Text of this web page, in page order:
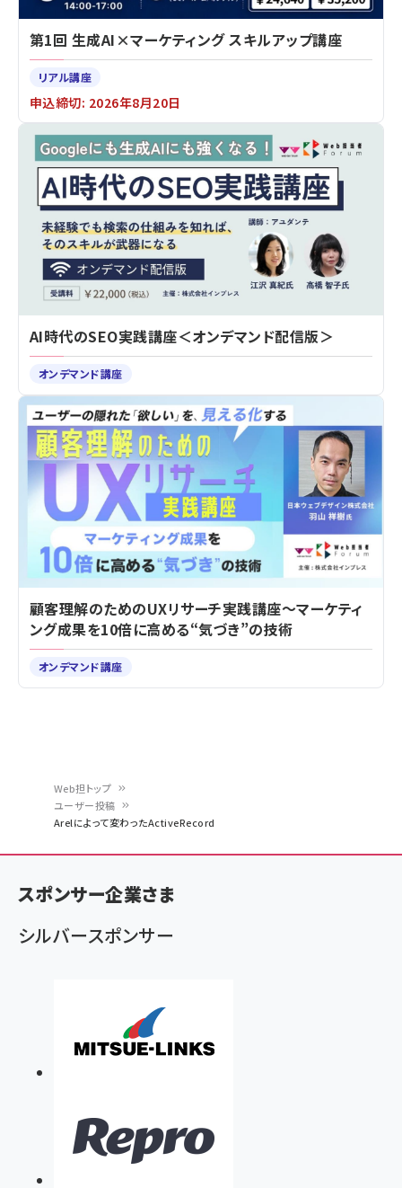
ン
く
ず
Web担トップ
ユーザー投稿
Arelによって変わったActiveRecord
第1回 生成AI×マーケティング スキルアップ講座
リアル講座
申込締切: 2026年8月20日
AI時代のSEO実践講座＜オンデマンド配信版＞
オンデマンド講座
顧客理解のためのUXリサーチ実践講座～マーケティ
ング成果を10倍に高める“気づき”の技術
オンデマンド講座
スポンサー企業さま
シルバースポンサー